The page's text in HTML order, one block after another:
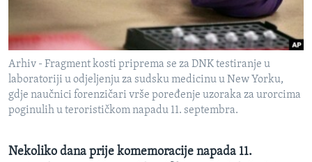
O GLASU AMERIKE
Learning English
PRATITE NAS
Arhiv - Fragment kosti priprema se za DNK testiranje u
laboratoriji u odjeljenju za sudsku medicinu u New Yorku,
gdje naučnici forenzičari vrše poređenje uzoraka za urorcima
poginulih u terorističkom napadu 11. septembra.
Nekoliko dana prije komemoracije napada 11.